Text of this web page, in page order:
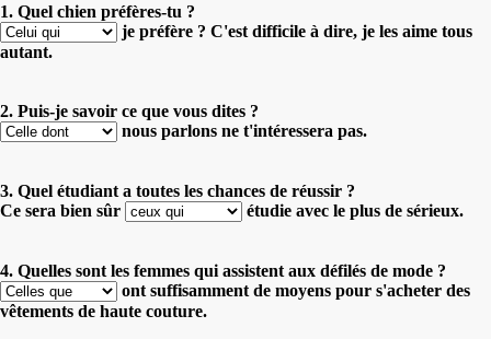
1. Quel chien préfères-tu ?
je préfère ? C'est difficile à dire, je les aime tous
autant.
2. Puis-je savoir ce que vous dites ?
nous parlons ne t'intéressera pas.
3. Quel étudiant a toutes les chances de réussir ?
Ce sera bien sûr
étudie avec le plus de sérieux.
4. Quelles sont les femmes qui assistent aux défilés de mode ?
ont suffisamment de moyens pour s'acheter des
vêtements de haute couture.